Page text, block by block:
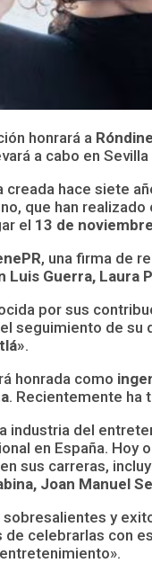
honrará a
a cabo en
creada hace siete
que han
el 13 de noviembre
, una firma de
Luis Guerra, Laura
por sus
seguimiento de su
.
honrada como
. Recientemente ha
industria del
en España.
sus carreras,
Joan Manuel
y
de celebrarlas con